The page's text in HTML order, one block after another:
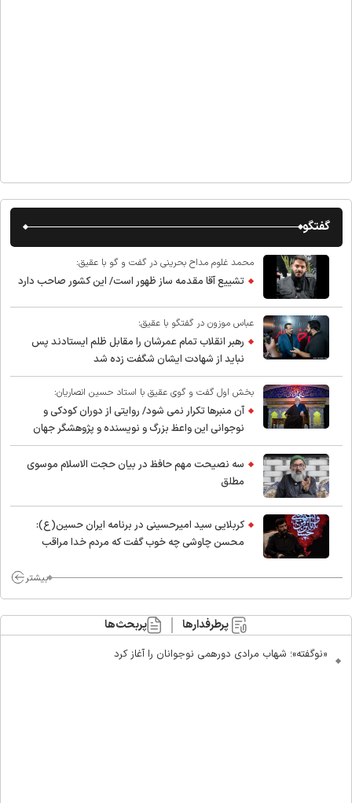
گفتگو
محمد غلوم مداح بحرینی در گفت و گو با عقیق:
تشییع آقا مقدمه ساز ظهور است/ این کشور صاحب دارد
عباس موزون در گفتگو با عقیق:
رهبر انقلاب تمام عمرشان را مقابل ظلم ایستادند پس
نباید از شهادت ایشان شگفت زده شد
بخش اول گفت و گوی عقیق با استاد حسین انصاریان:
آن منبرها تکرار نمی شود/ روایتی از دوران کودکی و
نوجوانی این واعظ بزرگ و نویسنده و پژوهشگر جهان
اسلام
سه نصیحت مهم حافظ در بیان حجت الاسلام موسوی
مطلق
کربلایی سید امیر‌حسینی در برنامه ایران حسین(ع):
محسن چاوشی چه خوب گفت که مردم خدا مراقب
بیشتر
پرطرفدارها پربحث‌ها
«نوگفته»؛ شهاب مرادی دورهمی نوجوانان را آغاز کرد